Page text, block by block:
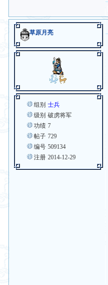
草原月亮
组别 士兵
级别 破虏将军
功绩 7
帖子 729
编号 509134
注册 2014-12-29